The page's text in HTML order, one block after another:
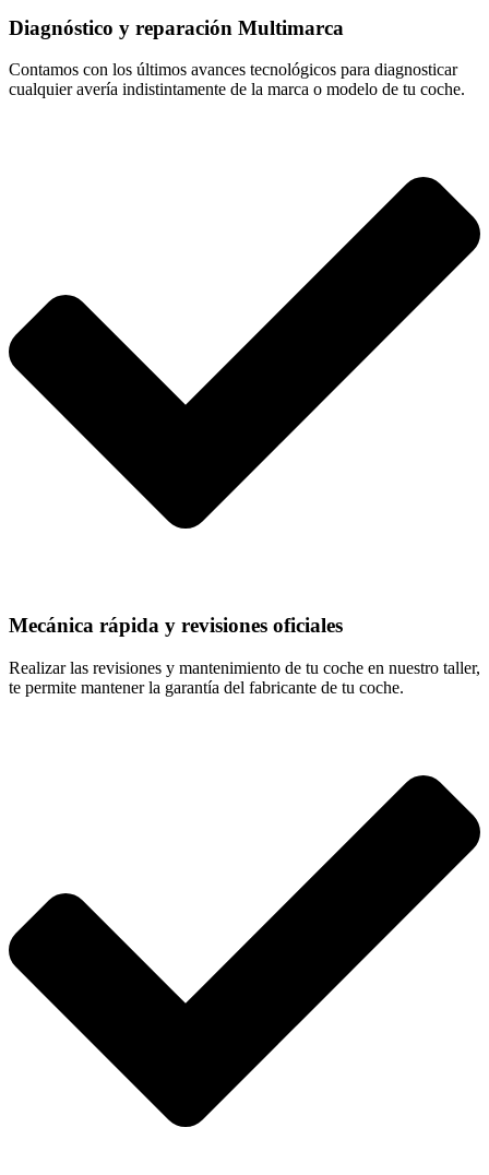
Diagnóstico y reparación Multimarca
Contamos con los últimos avances tecnológicos para diagnosticar
cualquier avería indistintamente de la marca o modelo de tu coche.
Mecánica rápida y revisiones oficiales
Realizar las revisiones y mantenimiento de tu coche en nuestro taller,
te permite mantener la garantía del fabricante de tu coche.